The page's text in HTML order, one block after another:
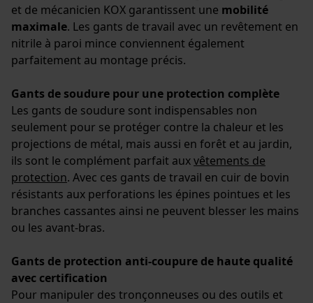
et de mécanicien KOX garantissent une mobilité
maximale. Les gants de travail avec un revêtement en
nitrile à paroi mince conviennent également
parfaitement au montage précis.
Gants de soudure pour une protection complète
Les gants de soudure sont indispensables non
seulement pour se protéger contre la chaleur et les
projections de métal, mais aussi en forêt et au jardin,
ils sont le complément parfait auxvêtements de
protection. Avec ces gants de travail en cuir de bovin
résistants aux perforations les épines pointues et les
branches cassantes ainsi ne peuvent blesser les mains
ou les avant-bras.
Gants de protection anti-coupure de haute qualité
avec certification
Pour manipuler des tronçonneuses ou des outils et